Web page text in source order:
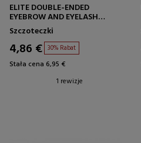
ELITE DOUBLE-ENDED
EYEBROW AND EYELASH
BRUSH NO. 14
Szczoteczki
4,86 € 30% Rabat
Stała cena 6,95 €
1 rewizje